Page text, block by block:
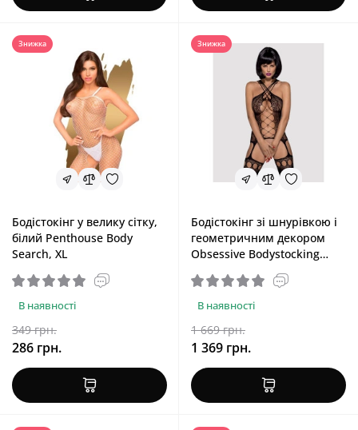
Знижка
Бодістокінг у велику сітку,
білий Penthouse Body
Search, XL
В наявності
349 грн.
286 грн.
Знижка
Бодістокінг зі шнурівкою і
геометричним декором
Obsessive Bodystocking
В наявності
1 669 грн.
1 369 грн.